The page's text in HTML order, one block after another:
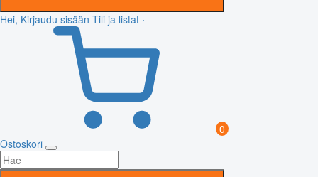
Hei, Kirjaudu sisään Tili ja listat
0
Ostoskori